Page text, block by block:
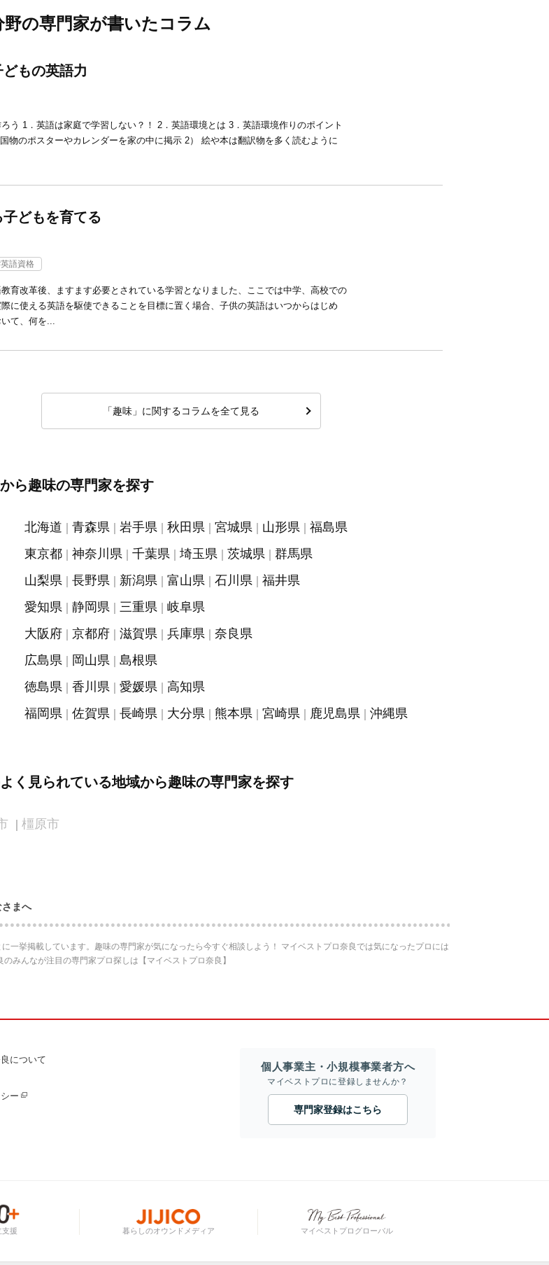
野の専門家が書いたコラム
もの英語力
う 1．英語は家庭で学習しない？！ 2．英語環境とは 3．英語環境作りのポイント
物のポスターやカレンダーを家の中に掲示 2） 絵や本は翻訳物を多く読むように
どもを育てる
英語資格
育改革後、ますます必要とされている学習となりました、ここでは中学、高校での
に使える英語を駆使できることを目標に置く場合、子供の英語はいつからはじめ
て、何を...
「趣味」に関するコラムを全て見る
ら趣味の専門家を探す
北海道 青森県 岩手県 秋田県 宮城県 山形県
福島県
東京都 神奈川県 千葉県 埼玉県 茨城県
群馬県
山梨県 長野県 新潟県 富山県 石川県
福井県
愛知県 静岡県 三重県
岐阜県
大阪府 京都府 滋賀県 兵庫県
奈良県
広島県 岡山県
島根県
徳島県 香川県 愛媛県
高知県
福岡県 佐賀県 長崎県 大分県 熊本県 宮崎県 鹿児島県 沖縄県
く見られている地域から趣味の専門家を探す
橿原市
さまへ
一挙掲載しています。趣味の専門家が気になったら今すぐ相談しよう！ マイベストプロ奈良では気になったプロには
みんなが注目の専門家プロ探しは【マイベストプロ奈良】
について
ー
個人事業主・小規模事業者方へ
マイベストプロに登録しませんか？
専門家登録はこちら
支援 暮らしのオウンドメディア マイベストプログローバル